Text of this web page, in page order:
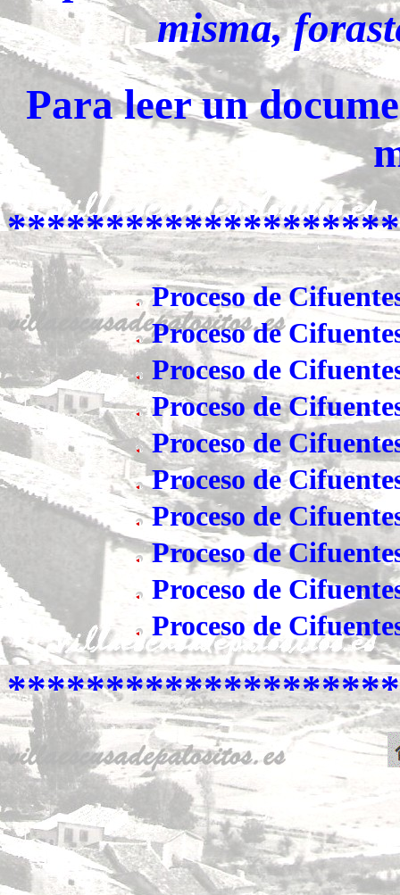
misma,
Para leer un
Proceso de
Proceso de
Proceso de
Proceso de
Proceso de
Proceso de
Proceso de
Proceso de
Proceso de
Proceso de